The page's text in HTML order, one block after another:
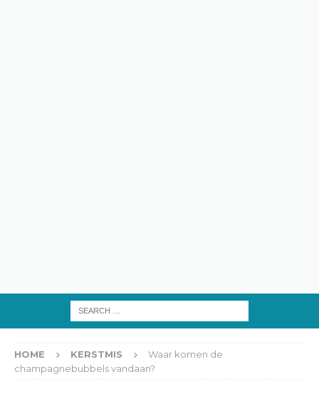
HOME KERSTMIS
Waar komen de
champagnebubbels vandaan?